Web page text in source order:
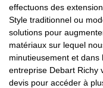
effectuons des
Style traditionnel ou
solutions pour
matériaux sur lequel
minutieusement et
entreprise Debart Richy
devis pour accéder à